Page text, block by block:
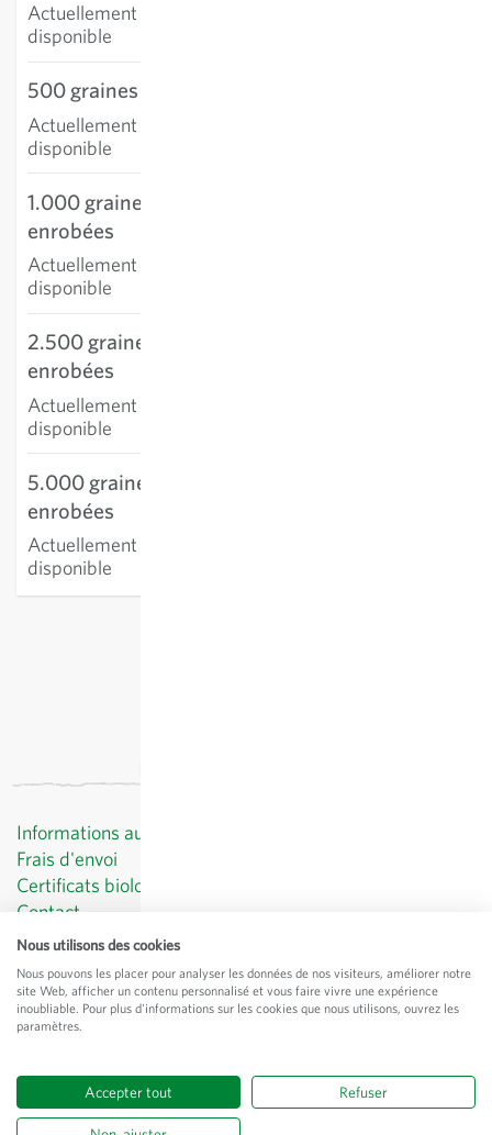
Actuellement non
disponible
500 graines enrobées
Actuellement non
disponible
1.000 graines
enrobées
Actuellement non
disponible
2.500 graines
enrobées
Actuellement non
disponible
5.000 graines
enrobées
Actuellement non
disponible
Informations au client
Frais d'envoi
Certificats biologiques
Contact
Protection des données
CGV
Mentions légales
CH-8462 Rheinau
Tous les prixhors
Nous utilisons des cookies
Nous pouvons les placer pour analyser les données de nos visiteurs, améliorer notre
site Web, afficher un contenu personnalisé et vous faire vivre une expérience
inoubliable. Pour plus d'informations sur les cookies que nous utilisons, ouvrez les
paramètres.
Accepter tout Refuser